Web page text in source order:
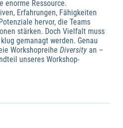
enorme Ressource.
Erfahrungen, Fähigkeiten
hervor, die Teams
stärken. Doch Vielfalt muss
gemanagt werden. Genau
Workshopreihe Diversity an –
unseres Workshop-